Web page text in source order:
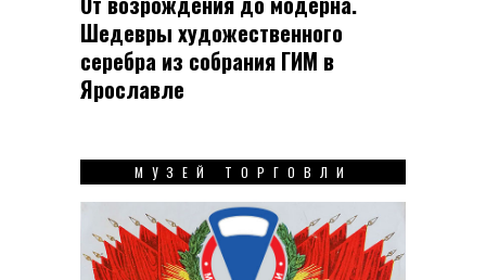
Шедевры художественного
серебра из собрания ГИМ в
Ярославле
МУЗЕЙ ТОРГОВЛИ